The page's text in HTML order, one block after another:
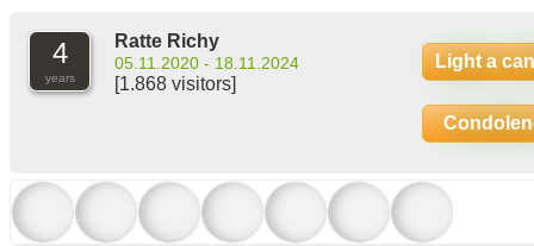
4
years
Ratte Richy
05.11.2020 - 18.11.2024
[1.868 visitors]
Light a